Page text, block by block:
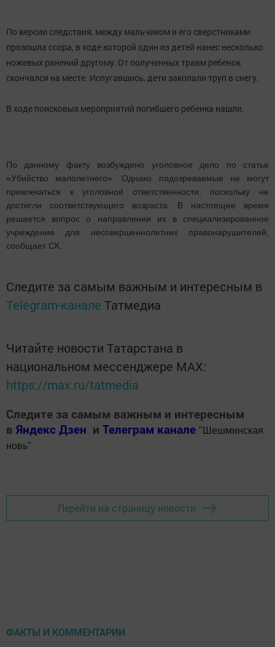
По версии следствия, между мальчиком и его сверстниками
прозошла ссора, в ходе которой один из детей нанес несколько
ножевых ранений другому. От полученных травм ребенок
скончался на месте. Испугавшись, дети закопали труп в снегу.
В ходе поисковых мероприятий погибшего ребенка нашли.
По данному факту возбуждено уголовное дело по статье
«Убийство малолетнего». Однако подозреваемые не могут
привлекаться к уголовной ответственности, поскольку не
достигли соответствующего возраста. В настоящее время
решается вопрос о направлении их в специализированное
учреждение для несовершеннолетних правонарушителей,
сообщает СК.
Следите за самым важным и интересным в
Telegram-канале Татмедиа
Читайте новости Татарстана в
национальном мессенджере MАХ:
https://max.ru/tatmedia
Следите за самым важным и интересным
в Яндекс Дзен и Телеграм канале " Шешминская
новь"
Перейти на страницу новости
ФАКТЫ И КОММЕНТАРИИ